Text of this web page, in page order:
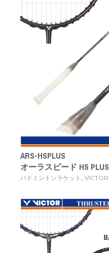
ARS-HSPLUS
オーラスピード HS PLUS
バドミントンラケット , VICTOR